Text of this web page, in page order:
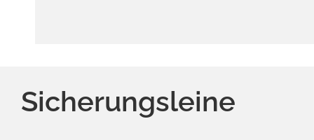
Sicherungsleine